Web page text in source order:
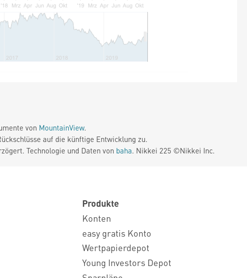
von MountainView.
auf die künftige Entwicklung zu.
Technologie und Daten von baha. Nikkei 225 ©Nikkei Inc.
Produkte
Konten
easy gratis Konto
Wertpapierdepot
Young Investors Depot